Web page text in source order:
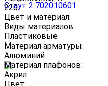
220
Цвет и материал:
Виды материалов:
Пластиковые
Материал арматуры:
Алюминий
Материал плафонов:
Акрил